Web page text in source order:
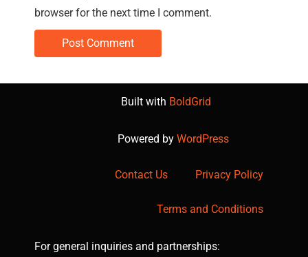
browser for the next time I comment.
Built with BoldGrid
Powered by WordPress
Contact Us Privacy Policy
Terms and Conditions
For general inquiries and partnerships: